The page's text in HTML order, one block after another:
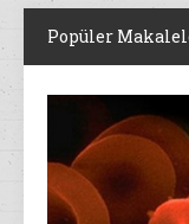
Popüler